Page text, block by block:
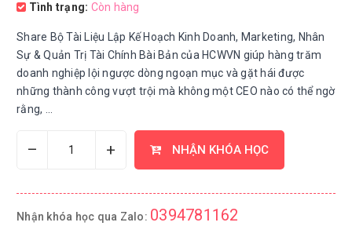
Tình trạng: Còn hàng
Share Bộ Tài Liệu Lập Kế Hoạch Kinh Doanh, Marketing, Nhân
Sự & Quản Trị Tài Chính Bài Bản của HCWVN giúp hàng trăm
doanh nghiệp lội ngược dòng ngoạn mục và gặt hái được
những thành công vượt trội mà không một CEO nào có thể ngờ
rằng, ...
– + NHẬN KHÓA HỌC
Nhận khóa học qua Zalo: 0394781162